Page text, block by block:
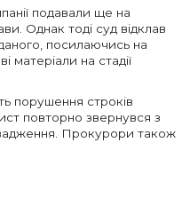
подавали ще на
Однак тоді суд відклав
посилаючись на
матеріали на стадії
порушення строків
повторно звернувся з
Прокурори також